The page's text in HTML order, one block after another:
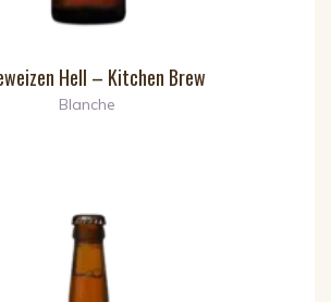
Hell – Kitchen Brew
Blanche